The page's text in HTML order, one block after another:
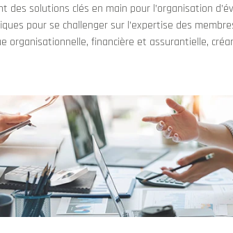
des solutions clés en main pour l’organisation
pour se challenger sur l’expertise des
organisationnelle, financière et assurantielle,